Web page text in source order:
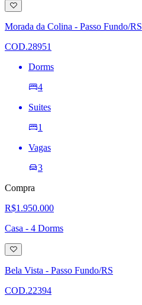
Adicionar
à
lista
de
Morada da Colina - Passo Fundo/RS
COD.28951
Dorms
4
Suites
1
Vagas
3
Compra
R$1.950.000
Casa - 4 Dorms
Adicionar
à
lista
de
Bela Vista - Passo Fundo/RS
COD.22394